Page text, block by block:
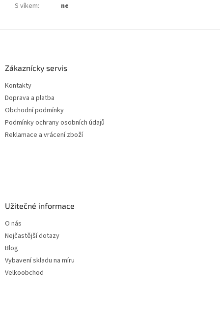
S víkem: ne
Zákaznícky servis
Kontakty
Doprava a platba
Obchodní podmínky
Podmínky ochrany osobních údajů
Reklamace a vrácení zboží
Užitečné informace
O nás
Nejčastější dotazy
Blog
Vybavení skladu na míru
Velkoobchod